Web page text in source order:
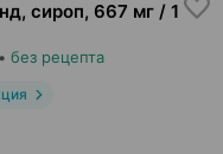
сироп, 667 мг / 1
• без рецепта